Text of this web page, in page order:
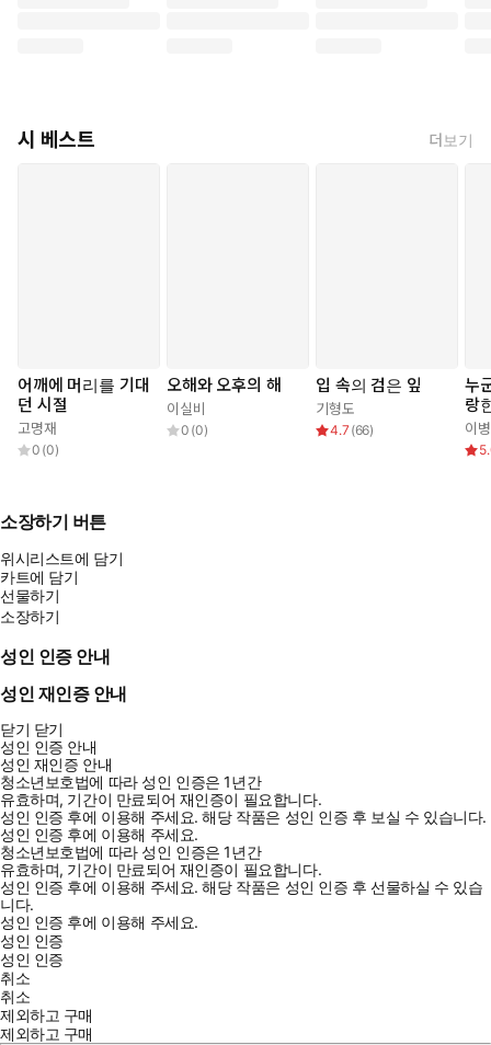
아침에 떨어진 꽃잎을 저녁에 함께 줍는 일
그러나 우리는 같은 시간에 머물지 않고
(중략)
역일(曆日)의 선을 그으며 떨어지는 순간
때를 달리한 연인은
아침 꽃을 저녁에 주울 수 없고
우리는 너와 나로 파자(破字)되어 단출할 뿐이다
―「아침 꽃을 저녁에 줍다」 부분
이은규는 “없는 목소리”로 “너라고 쓰고 나라고 읽는다”. “불구의 기
억들이 몸 안의 길을 따라 떠”도는 것을 용인하는 일(「추운 바람을
신으로 모신 자들의 경전」), “오래전 들었던, 그러나 돌려보낼 곳을
잃은”, “들리는 순간 약속이 되어버린 말들”을 잊지 않는 일(「꽃은
나무의 난청이다」), 이러한 “애도의 습관”은 그의 과업이 되었다.
이은규의 시는 따뜻함과 애틋함의 미학을 지니고 있다. 따뜻함이 머
물다 가는 것의 아픔과 상처를 끌어안는 시선에서 온다면, 애틋함은
사라진 것과 지나간 것에 대한 연민을 아름답게 포착하고 간직하는
데서 느껴진다. 그 무엇도 허투루 흘려보내지 않고 다정하게 부르는
일, 그 아름다운 파동에 귀를 기울여본다.
시 베스트 더보기
어깨에 머리를 기대
던 시절
고명재
0 (0)
오해와 오후의 해
이실비
0 (0)
입 속의 검은 잎
기형도
4.7 (66)
누
랑
이
소장하기 버튼
위시리스트에 담기
카트에 담기
선물하기
소장하기
성인 인증 안내
성인 재인증 안내
닫기 닫기
성인 인증 안내
성인 재인증 안내
청소년보호법에 따라 성인 인증은 1년간
유효하며, 기간이 만료되어 재인증이 필요합니다.
성인 인증 후에 이용해 주세요.해당 작품은 성인 인증 후 보실 수 있습니다.
성인 인증 후에 이용해 주세요.
청소년보호법에 따라 성인 인증은 1년간
유효하며, 기간이 만료되어 재인증이 필요합니다.
성인 인증 후에 이용해 주세요.해당 작품은 성인 인증 후 선물하실 수 있습
니다.
성인 인증 후에 이용해 주세요.
성인 인증
성인 인증
취소
취소
제외하고 구매
제외하고 구매